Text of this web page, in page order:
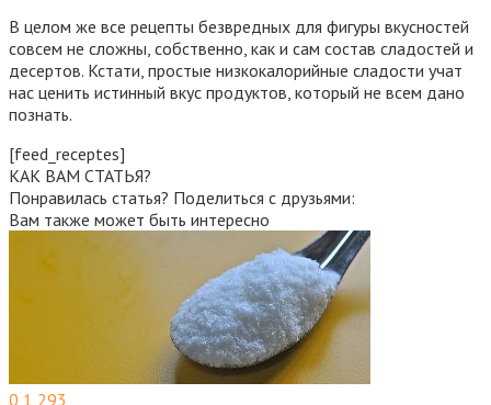
В целом же все рецепты безвредных для фигуры вкусностей
совсем не сложны, собственно, как и сам состав сладостей и
десертов. Кстати, простые низкокалорийные сладости учат
нас ценить истинный вкус продуктов, который не всем дано
познать.
[feed_receptes]
КАК ВАМ СТАТЬЯ?
Понравилась статья? Поделиться с друзьями:
Вам также может быть интересно
0 1 293